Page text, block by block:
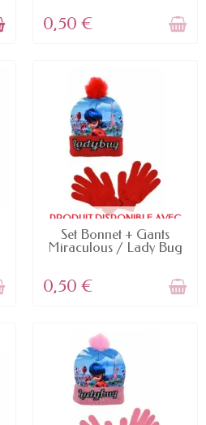
0,50 €
PRODUIT DISPONIBLE AVEC
D'AUTRES OPTIONS
Set Bonnet + Gants
Miraculous / Lady Bug
0,50 €